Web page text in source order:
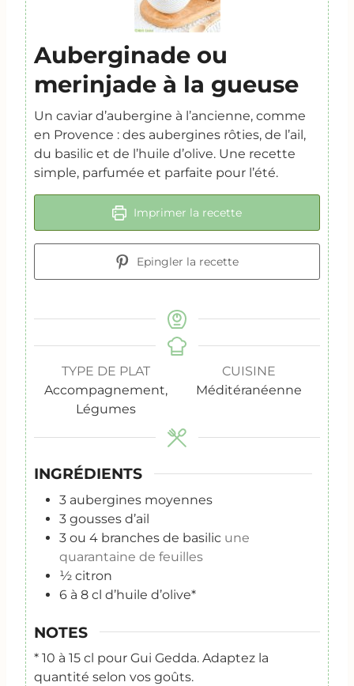
Auberginade ou
merinjade à la gueuse
Un caviar d’aubergine à l’ancienne, comme
en Provence : des aubergines rôties, de l’ail,
du basilic et de l’huile d’olive. Une recette
simple, parfumée et parfaite pour l’été.
Imprimer la recette
Epingler la recette
TYPE DE PLAT
Accompagnement,
Légumes
CUISINE
Méditéranéenne
INGRÉDIENTS
3 aubergines moyennes
3 gousses d’ail
3 ou 4 branches de basilic une
quarantaine de feuilles
½ citron
6 à 8 cl d’huile d’olive*
NOTES
* 10 à 15 cl pour Gui Gedda. Adaptez la
quantité selon vos goûts.